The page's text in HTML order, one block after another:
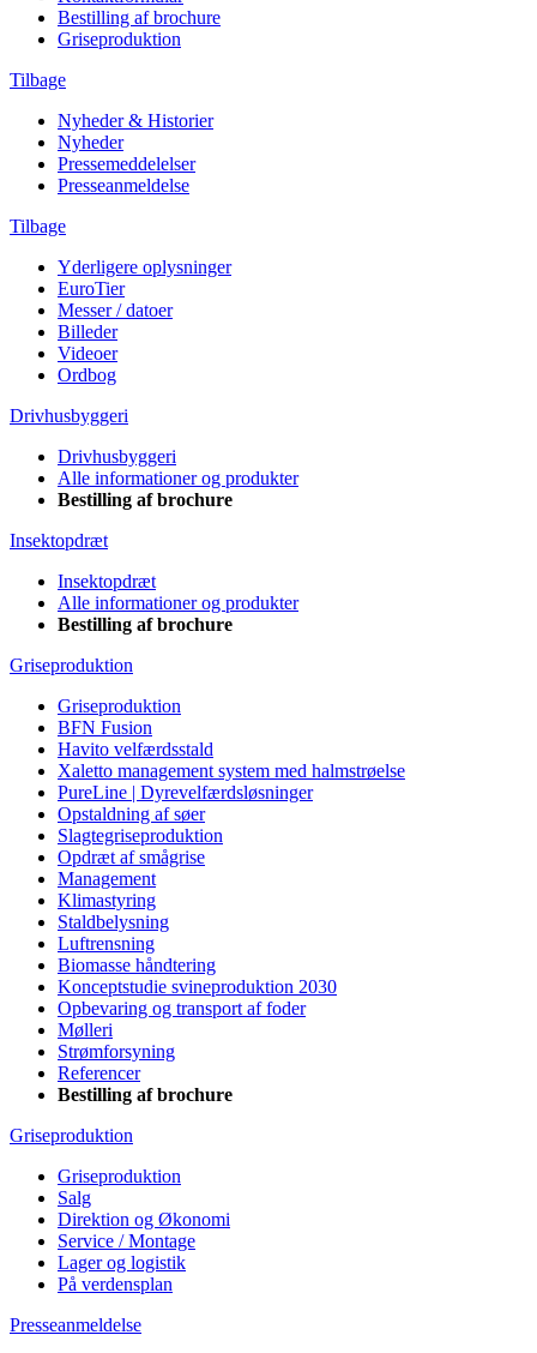
Bestilling af brochure
Griseproduktion
Tilbage
Nyheder & Historier
Nyheder
Pressemeddelelser
Presseanmeldelse
Tilbage
Yderligere oplysninger
EuroTier
Messer / datoer
Billeder
Videoer
Ordbog
Drivhusbyggeri
Drivhusbyggeri
Alle informationer og produkter
Bestilling af brochure
Insektopdræt
Insektopdræt
Alle informationer og produkter
Bestilling af brochure
Griseproduktion
Griseproduktion
BFN Fusion
Havito velfærdsstald
Xaletto management system med halmstrøelse
PureLine | Dyrevelfærdsløsninger
Opstaldning af søer
Slagtegriseproduktion
Opdræt af smågrise
Management
Klimastyring
Staldbelysning
Luftrensning
Biomasse håndtering
Konceptstudie svineproduktion 2030
Opbevaring og transport af foder
Mølleri
Strømforsyning
Referencer
Bestilling af brochure
Griseproduktion
Griseproduktion
Salg
Direktion og Økonomi
Service / Montage
Lager og logistik
På verdensplan
Presseanmeldelse